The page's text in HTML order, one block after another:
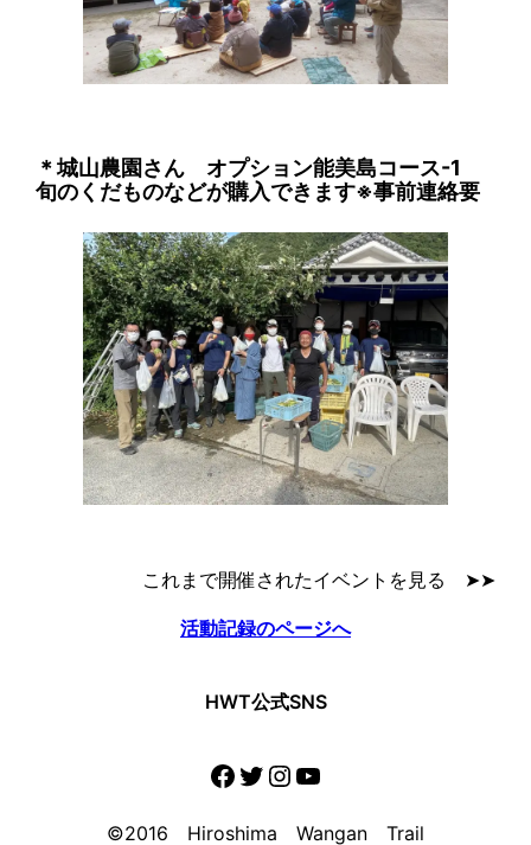
＊城山農園さん オプション能美島コース-1
旬のくだものなどが購入できます※事前連絡要
これまで開催されたイベントを見る ➤➤
活動記録のページへ
HWT公式SNS
Facebook
Twitter
Instagram
YouTube
©2016 Hiroshima Wangan Trail